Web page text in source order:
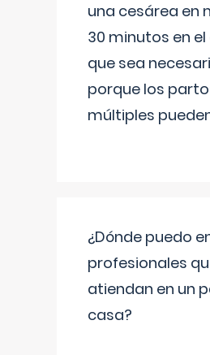
una cesárea en
30 minutos en
que sea
porque los
múltiples
¿Dónde puedo
profesionales
atiendan en un
casa?